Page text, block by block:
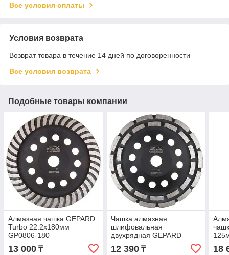
Все условия оплаты
Условия возврата
Возврат товара в течение 14 дней по договоренности
Все условия возврата
Подобные товары компании
Алмазная чашка GEPARD
Turbo 22.2х180мм
GP0806-180
13 000 ₸
Чашка алмазная
шлифовальная
двухрядная GEPARD
180x22.2мм GP0808-180
12 390₸ 18